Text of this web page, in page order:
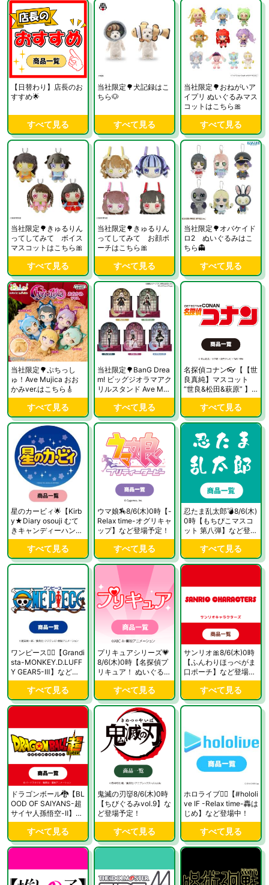
【日替わり】店長のお
すすめ🌟
すべて見る
当社限定🌳犬記録はこ
ちら🐶
すべて見る
当社限定🌳おねがいア
イプリ ぬいぐるみマス
コットはこちら🎀
すべて見る
当社限定🌳きゅるりん
ってしてみて ボイス
マスコットはこちら🎀
すべて見る
当社限定🌳きゅるりん
ってしてみて お顔ポ
ーチはこちら🎀
すべて見る
当社限定🌳オバケイド
ロ2 ぬいぐるみはこ
ちら👻
すべて見る
当社限定🌳ぷちっし
ゅ！Ave Mujica おお
かみver.はこちら🎸
すべて見る
当社限定🌳BanG Drea
m! ビッグジオラマアク
リルスタンド Ave Muji
ca 「Veritas」ver.はこ
ちら🎸すべて見る
名探偵コナン👓【【世
良真純】マスコット
“世良&松田&萩原” 】
など登場中！
すべて見る
星のカービィ🌟【Kirb
y★Diary osouji むて
きキャンディーハンデ
ィモップ】など登場
すべて見る
ウマ娘🏇8/6(木)0時【-
Relax time-オグリキャ
ップ】など登場予定！
すべて見る
忍たま乱太郎💣8/6(木)
0時【もちぴこマスコ
ット 第八弾】など登場
予定！
すべて見る
ワンピース🏴‍☠️【Grandi
sta-MONKEY.D.LUFF
Y GEAR5-Ⅲ】など登
場中！
すべて見る
プリキュアシリーズ💗
8/6(木)0時【名探偵プ
リキュア！ ぬいぐるみ
ちゃーむvol.1】など登
場予定！すべて見る
サンリオ🎀8/6(木)0時
【ふんわりほっぺがま
口ポーチ】など登場予
定！
すべて見る
ドラゴンボール🐉【BL
OOD OF SAIYANS-超
サイヤ人孫悟空-Ⅱ】な
ど登場中！
すべて見る
鬼滅の刃👹8/6(木)0時
【ちびぐるみvol.9】な
ど登場予定！
すべて見る
ホロライブ🏴‍☠️【#hololi
ve IF -Relax time-轟は
じめ】など登場中！
すべて見る